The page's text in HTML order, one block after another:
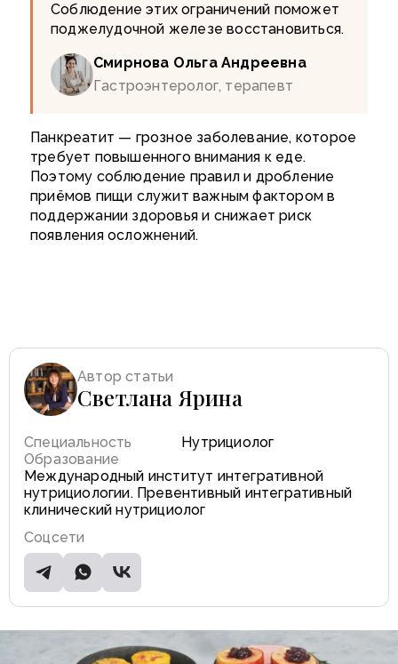
Соблюдение этих ограничений поможет
поджелудочной железе восстановиться.
Смирнова Ольга Андреевна
Гастроэнтеролог, терапевт
Панкреатит — грозное заболевание, которое
требует повышенного внимания к еде.
Поэтому соблюдение правил и дробление
приёмов пищи служит важным фактором в
поддержании здоровья и снижает риск
появления осложнений.
Автор статьи
Светлана Ярина
Специальность
Нутрициолог
Образование
Международный институт интегративной
нутрициологии. Превентивный интегративный
клинический нутрициолог
Соцсети